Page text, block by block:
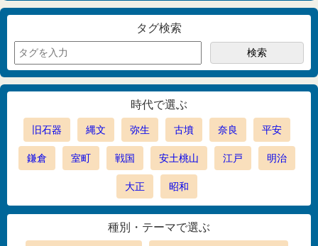
タグ検索
時代で選ぶ
旧石器 縄文 弥生 古墳 奈良 平安
鎌倉 室町 戦国 安土桃山 江戸 明治
大正 昭和
種別・テーマで選ぶ